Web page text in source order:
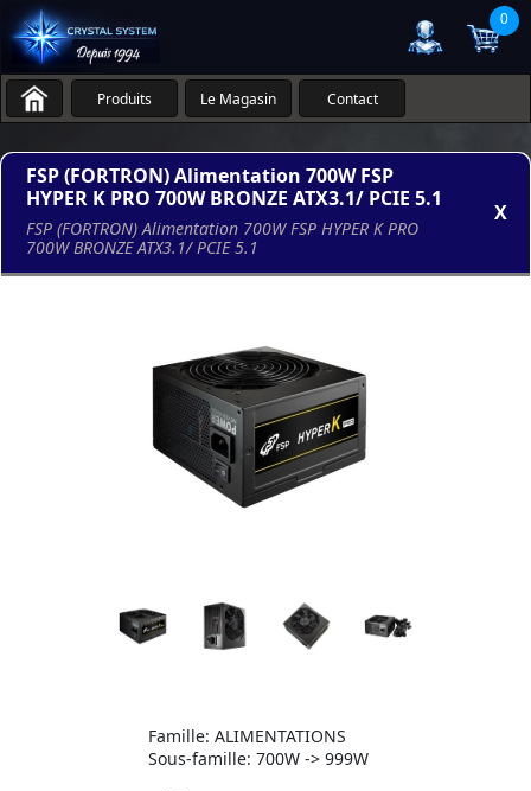
0
Produits Le Magasin Contact
FSP (FORTRON) Alimentation 700W FSP
HYPER K PRO 700W BRONZE ATX3.1/ PCIE 5.1
FSP (FORTRON) Alimentation 700W FSP HYPER K PRO
700W BRONZE ATX3.1/ PCIE 5.1
X
Famille: ALIMENTATIONS
Sous-famille: 700W -> 999W